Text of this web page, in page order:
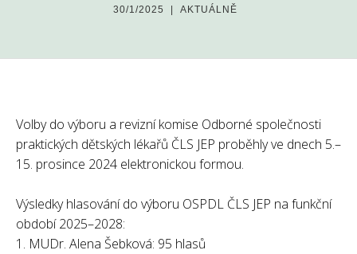
30/1/2025 AKTUÁLNĚ
Volby do výboru a revizní komise Odborné společnosti
praktických dětských lékařů ČLS JEP proběhly ve dnech 5.–
15. prosince 2024 elektronickou formou.
Výsledky hlasování do výboru OSPDL ČLS JEP na funkční
období 2025–2028:
1. MUDr. Alena Šebková: 95 hlasů